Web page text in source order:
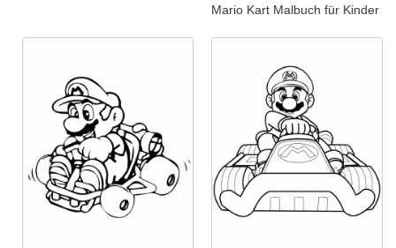
Mario Kart Malbuch für Kinder